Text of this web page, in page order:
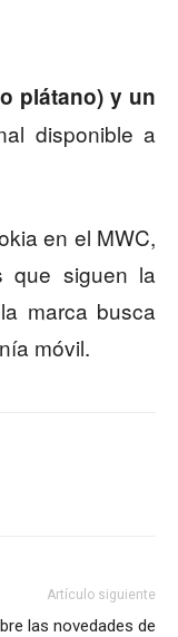
plátano) y un
disponible a
en el MWC,
que siguen la
marca busca
móvil.
Artículo siguiente
las novedades de